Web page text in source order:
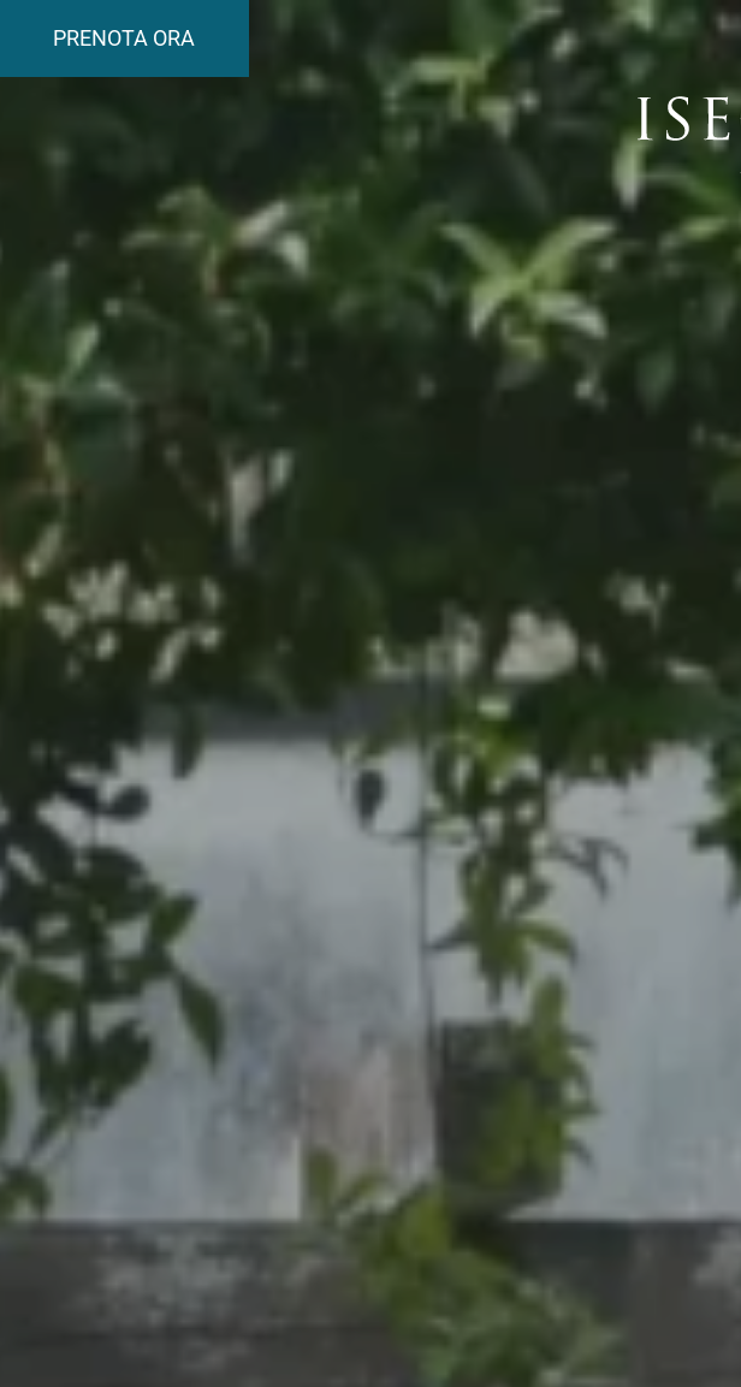
PRENOTA ORA